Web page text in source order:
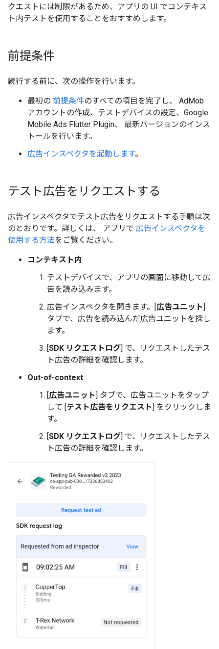
クエストには制限があるため、アプリの UI でコンテキス
ト内テストを使用することをおすすめします。
前提条件
続行する前に、次の操作を行います。
最初の 前提条件のすべての項目を完了し、 AdMob
アカウントの作成、テストデバイスの設定、 Google
Mobile Ads Flutter Plugin、 最新バージョンのインス
トールを行います。
広告インスペクタを起動します。
テスト広告をリクエストする
広告インスペクタでテスト広告をリクエストする手順は次
のとおりです。詳しくは、 アプリで 広告インスペクタを
使用する方法をご覧ください。
コンテキスト内:
テストデバイスで、アプリの画面に移動して広
告を読み込みます。
広告インスペクタを開きます。[広告ユニット]
タブで、広告を読み込んだ広告ユニットを探し
ます。
[SDK リクエストログ] で、リクエストしたテス
ト広告の詳細を確認します。
Out-of-context:
[広告ユニット] タブで、広告ユニットをタップ
して [テスト広告をリクエスト] をクリックしま
す。
[SDK リクエストログ] で、リクエストしたテス
ト広告の詳細を確認します。